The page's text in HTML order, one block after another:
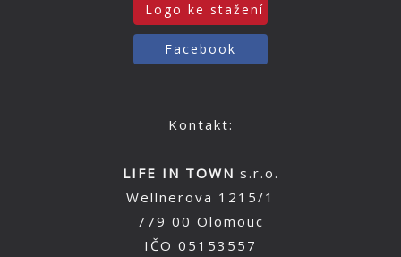
Logo ke stažení
Facebook
Kontakt:
LIFE IN TOWN s.r.o.
Wellnerova 1215/1
779 00 Olomouc
IČO 05153557